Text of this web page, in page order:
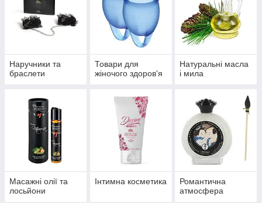
Наручники та
браслети
Товари для
жіночого здоров'я
Натуральні масла
і мила
Масажні олії та
лосьйони
Інтимна косметика
Романтична
атмосфера